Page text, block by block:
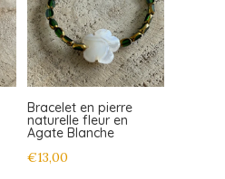
Bracelet en pierre
naturelle fleur en
Agate Blanche
€13,00